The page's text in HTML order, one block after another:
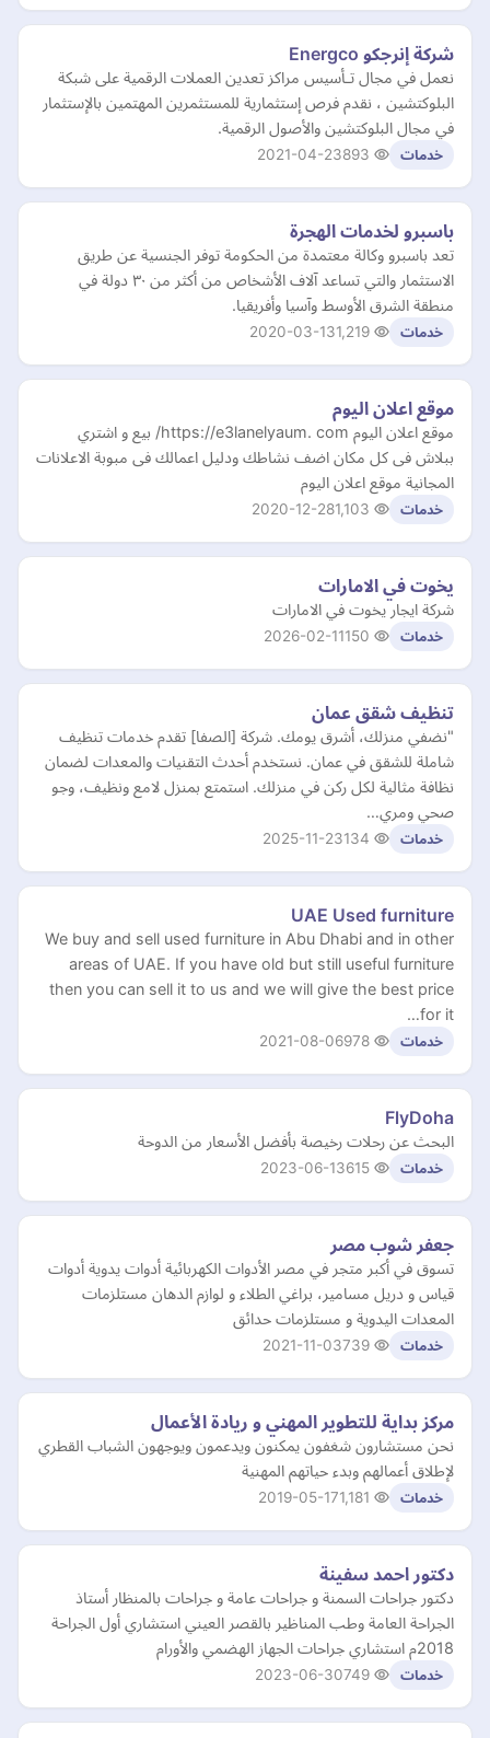
شركة إنرجكو Energco
نعمل في مجال تـأسيس مراكز تعدين العملات الرقمية على شبكة
البلوكتشين ، نقدم فرص إستثمارية للمستثمرين المهتمين بالإستثمار
في مجال البلوكتشين والأصول الرقمية.
خدمات 2021-04-23
باسبرو لخدمات الهجرة
تعد باسبرو وكالة معتمدة من الحكومة توفر الجنسية عن طريق
الاستثمار والتي تساعد آلاف الأشخاص من أكثر من ٣٠ دولة في
منطقة الشرق الأوسط وآسيا وأفريقيا.
خدمات 2020-03-13
موقع اعلان اليوم
موقع اعلان اليوم https://e3lanelyaum. com/ بيع و اشتري
ببلاش فى كل مكان اضف نشاطك ودليل اعمالك فى مبوبة الاعلانات
المجانية موقع اعلان اليوم
خدمات 2020-12-28
يخوت في الامارات
شركة ايجار يخوت في الامارات
خدمات 2026-02-11
تنظيف شقق عمان
"نضفي منزلك، أشرق يومك. شركة [الصفا] تقدم خدمات تنظيف
شاملة للشقق في عمان. نستخدم أحدث التقنيات والمعدات لضمان
نظافة مثالية لكل ركن في منزلك. استمتع بمنزل لامع ونظيف، وجو
صحي ومري…
خدمات 2025-11-23
UAE Used furniture
We buy and sell used furniture in Abu Dhabi and in other
areas of UAE. If you have old but still useful furniture
then you can sell it to us and we will give the best price
for it…
خدمات 2021-08-06
FlyDoha
البحث عن رحلات رخيصة بأفضل الأسعار من الدوحة
خدمات 2023-06-13
جعفر شوب مصر
تسوق في أكبر متجر في مصر الأدوات الكهربائية أدوات يدوية أدوات
قياس و دريل مسامير، براغي الطلاء و لوازم الدهان مستلزمات
المعدات اليدوية و مستلزمات حدائق
خدمات 2021-11-03
مركز بداية للتطوير المهني و ريادة الأعمال
نحن مستشارون شغفون يمكنون ويدعمون ويوجهون الشباب القطري
لإطلاق أعمالهم وبدء حياتهم المهنية
خدمات 2019-05-17
دكتور احمد سفينة
دكتور جراحات السمنة و جراحات عامة و جراحات بالمنظار أستاذ
الجراحة العامة وطب المناظير بالقصر العيني استشاري أول الجراحة
2018م استشاري جراحات الجهاز الهضمي والأورام
خدمات 2023-06-30